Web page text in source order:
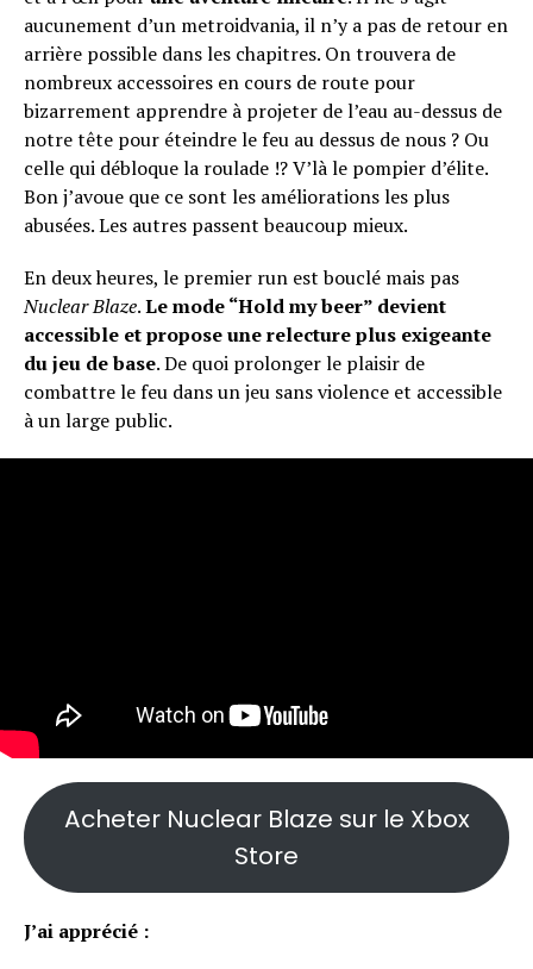
aucunement d’un metroidvania, il n’y a pas de retour en
arrière possible dans les chapitres. On trouvera de
nombreux accessoires en cours de route pour
bizarrement apprendre à projeter de l’eau au-dessus de
notre tête pour éteindre le feu au dessus de nous ? Ou
celle qui débloque la roulade !? V’là le pompier d’élite.
Bon j’avoue que ce sont les améliorations les plus
abusées. Les autres passent beaucoup mieux.
En deux heures, le premier run est bouclé mais pas
Nuclear Blaze.Le mode “Hold my beer” devient
accessible et propose une relecture plus exigeante
du jeu de base. De quoi prolonger le plaisir de
combattre le feu dans un jeu sans violence et accessible
à un large public.
Acheter Nuclear Blaze sur le Xbox
Store
J’ai apprécié :